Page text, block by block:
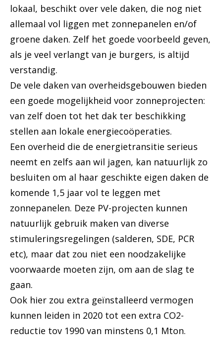
lokaal, beschikt over vele daken, die nog niet
allemaal vol liggen met zonnepanelen en/of
groene daken. Zelf het goede voorbeeld geven,
als je veel verlangt van je burgers, is altijd
verstandig.
De vele daken van overheidsgebouwen bieden
een goede mogelijkheid voor zonneprojecten:
van zelf doen tot het dak ter beschikking
stellen aan lokale energiecoöperaties.
Een overheid die de energietransitie serieus
neemt en zelfs aan wil jagen, kan natuurlijk zo
besluiten om al haar geschikte eigen daken de
komende 1,5 jaar vol te leggen met
zonnepanelen. Deze PV-projecten kunnen
natuurlijk gebruik maken van diverse
stimuleringsregelingen (salderen, SDE, PCR
etc), maar dat zou niet een noodzakelijke
voorwaarde moeten zijn, om aan de slag te
gaan.
Ook hier zou extra geïnstalleerd vermogen
kunnen leiden in 2020 tot een extra CO2-
reductie tov 1990 van minstens 0,1 Mton.